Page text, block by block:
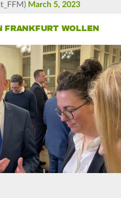
March 5, 2023
FRANKFURT WOLLEN